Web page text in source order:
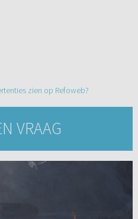
zien op Refoweb?
VRAAG